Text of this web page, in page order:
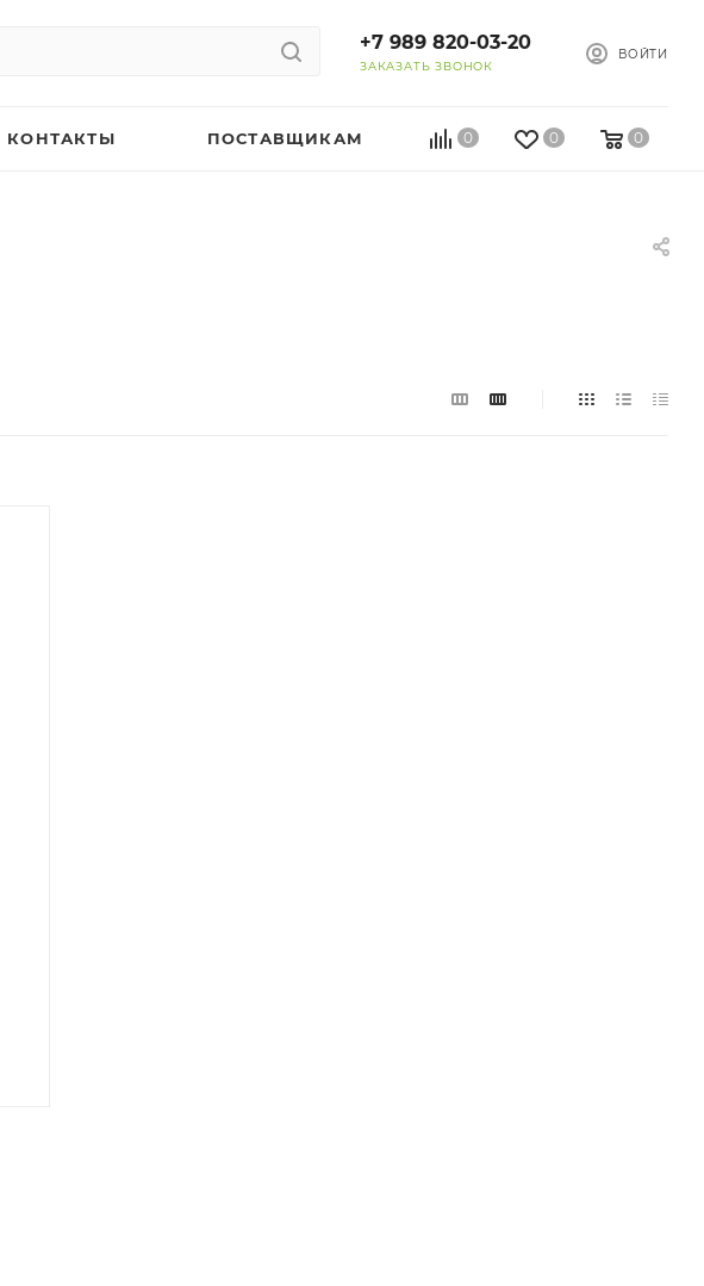
+7 989 820-03-20
ЗАКАЗАТЬ ЗВОНОК
ВОЙТИ
0 0 0
КОНТАКТЫ ПОСТАВЩИКАМ